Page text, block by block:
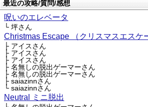
最近の攻略/質問/感想
呪いのエレベータ
└ 坪さん
Christmas Escape （クリスマスエスケ
├ アイスさん
├ アイスさん
├ アイスさん
├ 名無しの脱出ゲーマーさん
├ 名無しの脱出ゲーマーさん
├ saiazinnさん
└ saiazinnさん
Neutral ミニ脱出